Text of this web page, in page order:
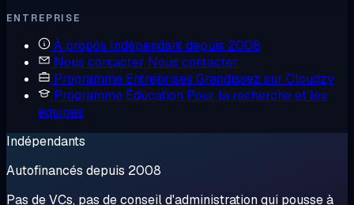
ENTREPRISE
À propos Indépendant depuis 2008
Nous contacter Nous contacter
Programme Entreprises Grandissez sur Cloudzy
Programme Éducation Pour la recherche et les
équipes
Indépendants
Autofinancés depuis 2008
Pas de VCs, pas de conseil d'administration qui pousse à